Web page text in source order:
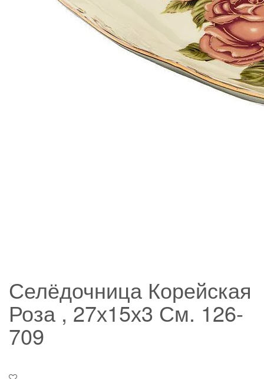
Селёдочница Корейская
Роза , 27х15х3 См. 126-
709